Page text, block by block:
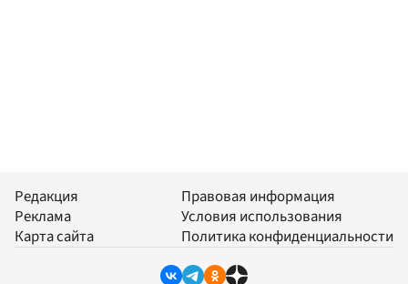
Редакция
Реклама
Карта сайта
Правовая информация
Условия использования
Политика конфиденциальности